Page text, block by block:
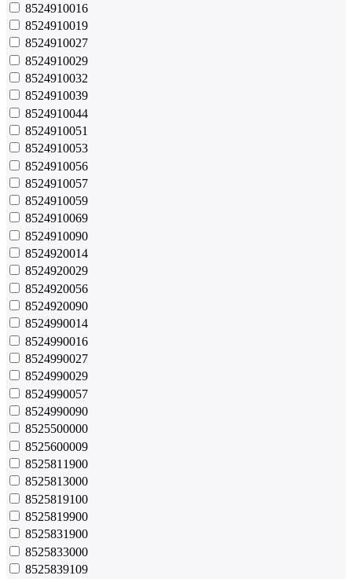
8524910016
8524910019
8524910027
8524910029
8524910032
8524910039
8524910044
8524910051
8524910053
8524910056
8524910057
8524910059
8524910069
8524910090
8524920014
8524920029
8524920056
8524920090
8524990014
8524990016
8524990027
8524990029
8524990057
8524990090
8525500000
8525600009
8525811900
8525813000
8525819100
8525819900
8525831900
8525833000
8525839109